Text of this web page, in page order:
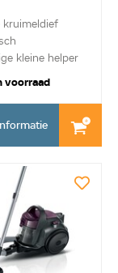
kruimeldief
kleine helper
voorraad